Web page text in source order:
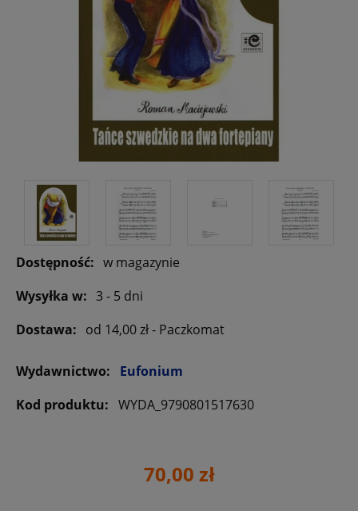
Dostępność: w magazynie
Wysyłka w: 3 - 5 dni
Dostawa: od 14,00 zł- Paczkomat
Wydawnictwo:
Eufonium
Kod produktu: WYDA_9790801517630
70,00 zł